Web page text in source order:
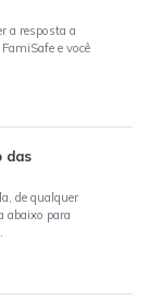
a resposta a
e você
das
de qualquer
abaixo para